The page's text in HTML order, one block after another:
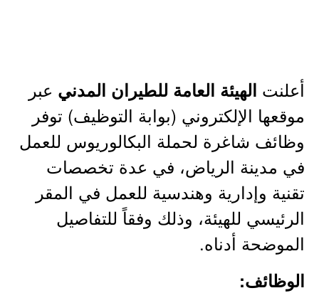
أعلنت الهيئة العامة للطيران المدني عبر
موقعها الإلكتروني (بوابة التوظيف) توفر
وظائف شاغرة لحملة البكالوريوس للعمل
في مدينة الرياض، في عدة تخصصات
تقنية وإدارية وهندسية للعمل في المقر
الرئيسي للهيئة، وذلك وفقاً للتفاصيل
الموضحة أدناه.
الوظائف: